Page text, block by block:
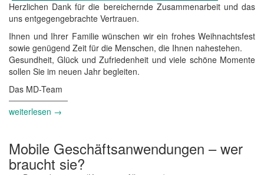
Herzlichen Dank für die bereichernde Zusammenarbeit und das
uns entgegengebrachte Vertrauen.
Ihnen und Ihrer Familie wünschen wir ein frohes Weihnachtsfest
sowie genügend Zeit für die Menschen, die Ihnen nahestehen.
Gesundheit, Glück und Zufriedenheit und viele schöne Momente
sollen Sie im neuen Jahr begleiten.
Das MD-Team
weiterlesen →
Mobile Geschäftsanwendungen – wer
braucht sie?